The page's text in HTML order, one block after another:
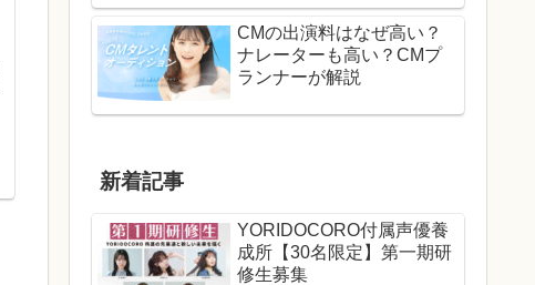
CMの出演料はなぜ高い？
ナレーターも高い？CMプ
ランナーが解説
新着記事
YORIDOCORO付属声優養
成所【30名限定】第一期研
修生募集